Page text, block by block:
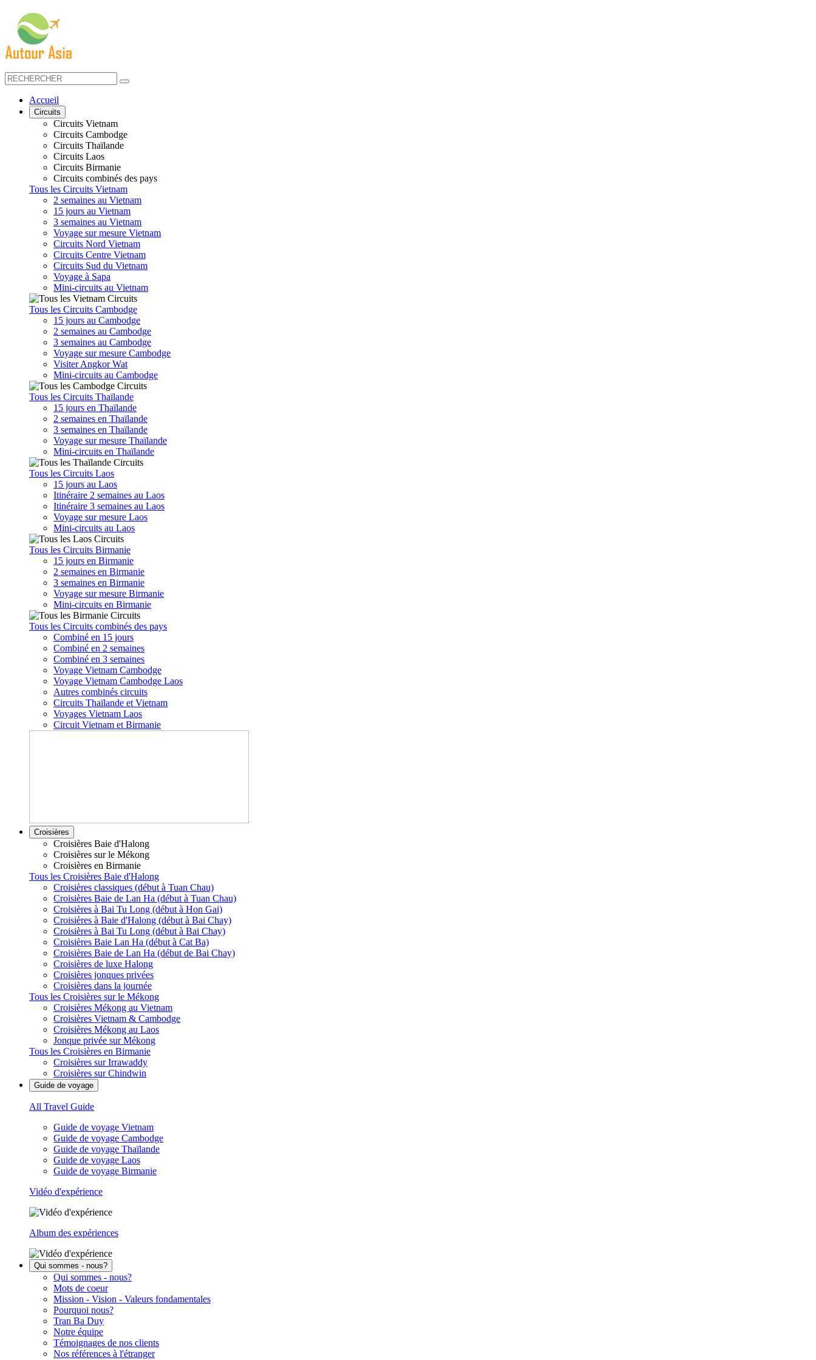
Accueil
Circuits
Circuits Vietnam
Circuits Cambodge
Circuits Thaïlande
Circuits Laos
Circuits Birmanie
Circuits combinés des pays
Tous les Circuits Vietnam
2 semaines au Vietnam
15 jours au Vietnam
3 semaines au Vietnam
Voyage sur mesure Vietnam
Circuits Nord Vietnam
Circuits Centre Vietnam
Circuits Sud du Vietnam
Voyage à Sapa
Mini-circuits au Vietnam
Tous les Circuits Cambodge
15 jours au Cambodge
2 semaines au Cambodge
3 semaines au Cambodge
Voyage sur mesure Cambodge
Visiter Angkor Wat
Mini-circuits au Cambodge
Tous les Circuits Thaïlande
15 jours en Thaïlande
2 semaines en Thaïlande
3 semaines en Thaïlande
Voyage sur mesure Thaïlande
Mini-circuits en Thaïlande
Tous les Circuits Laos
15 jours au Laos
Itinéraire 2 semaines au Laos
Itinéraire 3 semaines au Laos
Voyage sur mesure Laos
Mini-circuits au Laos
Tous les Circuits Birmanie
15 jours en Birmanie
2 semaines en Birmanie
3 semaines en Birmanie
Voyage sur mesure Birmanie
Mini-circuits en Birmanie
Tous les Circuits combinés des pays
Combiné en 15 jours
Combiné en 2 semaines
Combiné en 3 semaines
Voyage Vietnam Cambodge
Voyage Vietnam Cambodge Laos
Autres combinés circuits
Circuits Thaïlande et Vietnam
Voyages Vietnam Laos
Circuit Vietnam et Birmanie
Croisières
Croisières Baie d'Halong
Croisières sur le Mékong
Croisières en Birmanie
Tous les Croisières Baie d'Halong
Croisières classiques (début à Tuan Chau)
Croisières Baie de Lan Ha (début à Tuan Chau)
Croisières à Bai Tu Long (début à Hon Gai)
Croisières à Baie d'Halong (début à Bai Chay)
Croisières à Bai Tu Long (début à Bai Chay)
Croisières Baie Lan Ha (début à Cat Ba)
Croisières Baie de Lan Ha (début de Bai Chay)
Croisières de luxe Halong
Croisières jonques privées
Croisières dans la journée
Tous les Croisières sur le Mékong
Croisières Mékong au Vietnam
Croisières Vietnam & Cambodge
Croisières Mékong au Laos
Jonque privée sur Mékong
Tous les Croisières en Birmanie
Croisières sur Irrawaddy
Croisières sur Chindwin
Guide de voyage
All Travel Guide
Guide de voyage Vietnam
Guide de voyage Cambodge
Guide de voyage Thaïlande
Guide de voyage Laos
Guide de voyage Birmanie
Vidéo d'expérience
Album des expériences
Qui sommes - nous?
Qui sommes - nous?
Mots de coeur
Mission - Vision - Valeurs fondamentales
Pourquoi nous?
Tran Ba Duy
Notre équipe
Témoignages de nos clients
Nos références à l'étranger